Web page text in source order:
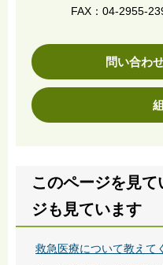
FAX：04-2955-
問い合わ
このページを見
ジも見ています
救急医療について教えて